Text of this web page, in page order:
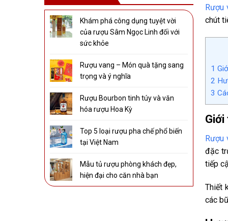
Rượu
chút
1
2
3
Rượu
đặc
tiếp
Thiết
các
Khám phá công dụng tuyệt vời
của rượu Sâm Ngọc Linh đối với
sức khỏe
Rượu vang – Món quà tặng sang
trọng và ý nghĩa
Rượu Bourbon tinh túy và văn
hóa rượu Hoa Kỳ
Top 5 loại rượu pha chế phổ biến
tại Việt Nam
Mẫu tủ rượu phòng khách đẹp,
hiện đại cho căn nhà bạn